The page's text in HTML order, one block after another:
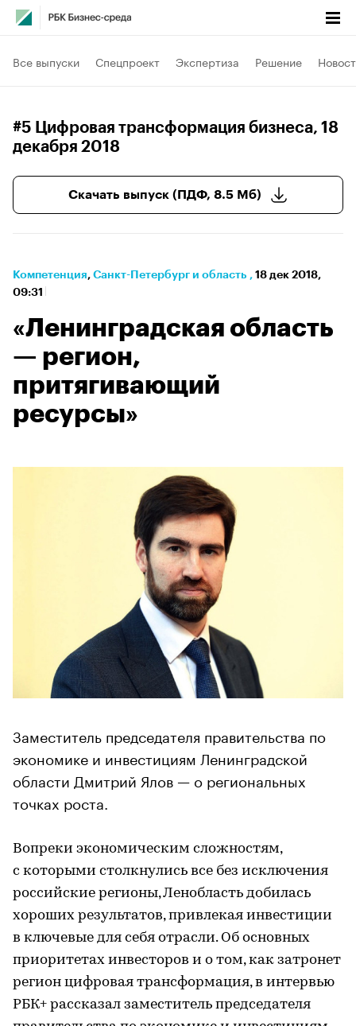
Все выпуски Спецпроект Экспертиза Решение
#5 Цифровая трансформация бизнеса, 18
декабря 2018
Скачать выпуск (ПДФ, 8.5 Мб)
Компетенция⁠, Санкт-Петербург и область , 18 дек 2018,
09:31
«Ленинградская область
— регион,
притягивающий
ресурсы»
Заместитель председателя правительства по
экономике и инвестициям Ленинградской
области Дмитрий Ялов — о региональных
точках роста.
Вопреки экономическим сложностям,
с которыми столкнулись все без исключения
российские регионы, Ленобласть добилась
хороших результатов, привлекая инвестиции
в ключевые для себя отрасли. Об основных
приоритетах инвесторов и о том, как затронет
регион цифровая трансформация, в интервью
РБК+ рассказал заместитель председателя